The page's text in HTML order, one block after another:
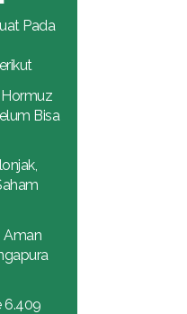
Pada
Hormuz
Bisa
Aman
6.409